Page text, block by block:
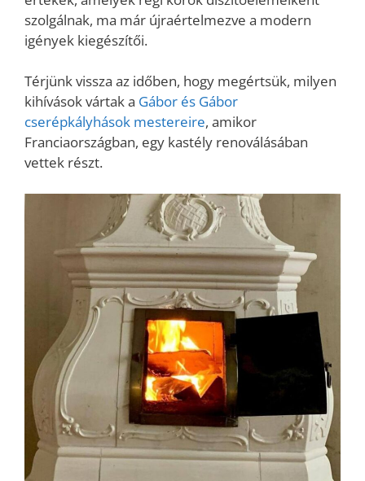
szolgálnak, ma már újraértelmezve a modern
igények kiegészítői.
Térjünk vissza az időben, hogy megértsük, milyen
kihívások vártak a Gábor és Gábor
cserépkályhások mestereire, amikor
Franciaországban, egy kastély renoválásában
vettek részt.